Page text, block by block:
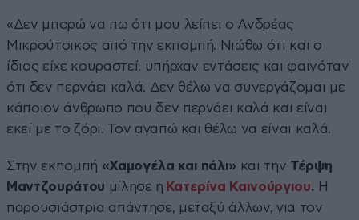
«Δεν μπορώ να πω ότι μου λείπει ο Ανδρέας
Μικρούτσικος από την εκπομπή. Νιώθω ότι και ο
ίδιος είχε κουραστεί, υπήρχαν εντάσεις και φαινόταν
ότι δεν περνάει καλά. Δεν θέλω να συνεργάζομαι με
κάποιον άνθρωπο που δεν περνάει καλά και είναι
εκεί με το ζόρι. Τον αγαπώ και θέλω να είναι καλά.
Στην εκπομπή «Χαμογέλα και πάλι» και την Τέρψη
Μαντζουράτου μίλησε η Κατερίνα Καινούργιου. Η
παρουσιάστρια απάντησε, μεταξύ άλλων, για τον